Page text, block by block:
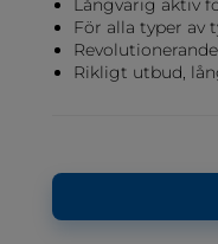
Långvarig aktiv
För alla typer av
Rikligt utbud,